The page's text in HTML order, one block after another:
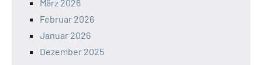
März 2026
Februar 2026
Januar 2026
Dezember 2025